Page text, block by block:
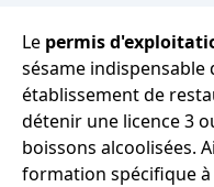
Le permis
sésame
établissement de
détenir une licence 3
boissons alcoolisées.
formation spécifique